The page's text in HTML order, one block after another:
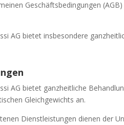
Geschäftsbedingungen
AG bietet insbesondere
AG bietet ganzheitliche
Gleichgewichts an.
Dienstleistungen dienen der